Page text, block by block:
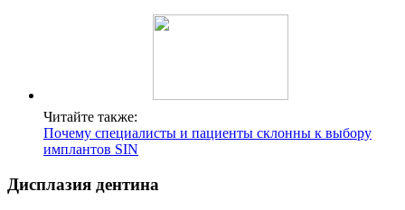
Читайте также:
Почему специалисты и пациенты склонны к выбору
имплантов SIN
Дисплазия дентина